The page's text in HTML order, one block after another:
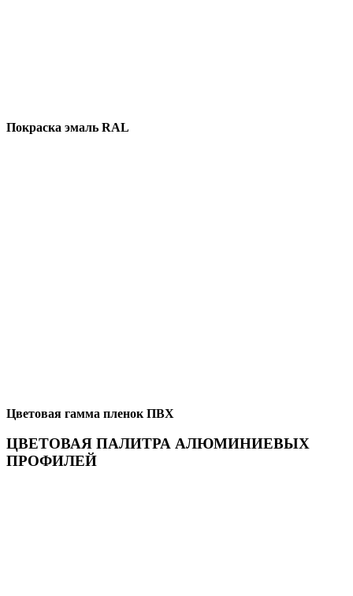
Покраска эмаль RAL
Цветовая гамма пленок ПВХ
ЦВЕТОВАЯ ПАЛИТРА АЛЮМИНИЕВЫХ
ПРОФИЛЕЙ